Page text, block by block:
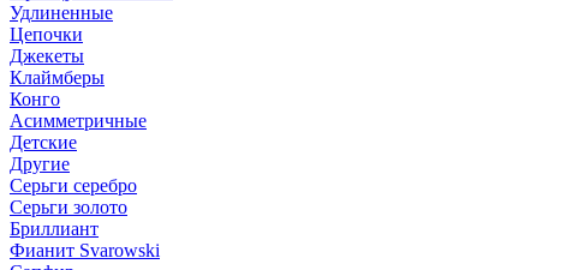
Удлиненные
Цепочки
Джекеты
Клаймберы
Конго
Асимметричные
Детские
Другие
Серьги серебро
Серьги золото
Бриллиант
Фианит Svarowski